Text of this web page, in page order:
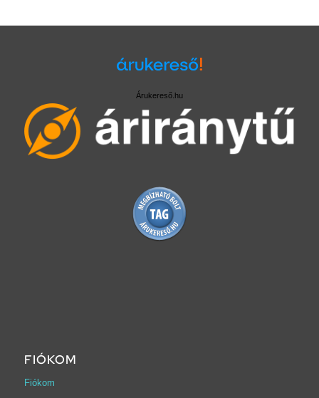
Árukereső.hu
FIÓKOM
Fiókom